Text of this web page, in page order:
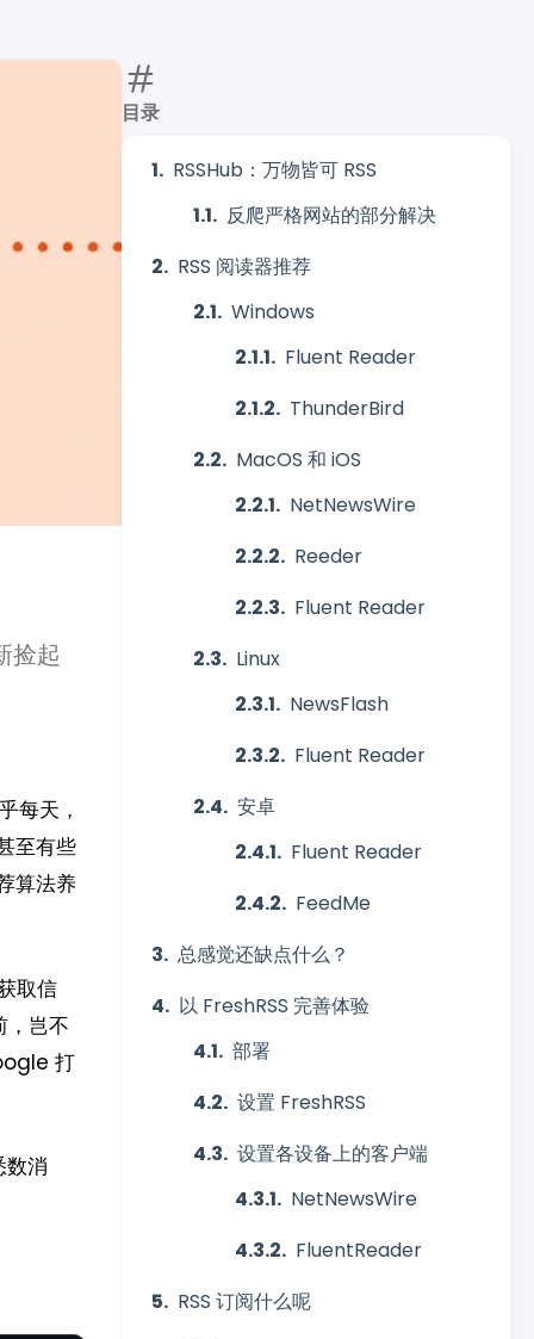
目录
RSSHub：万物皆可 RSS
反爬严格网站的部分解决
RSS 阅读器推荐
Windows
Fluent Reader
ThunderBird
MacOS 和 iOS
NetNewsWire
Reeder
Fluent Reader
Linux
NewsFlash
Fluent Reader
安卓
Fluent Reader
FeedMe
总感觉还缺点什么？
以 FreshRSS 完善体验
部署
设置 FreshRSS
设置各设备上的客户端
NetNewsWire
FluentReader
RSS 订阅什么呢
捡起
每天，
至有些
算法养
取信
，岂不
打
消